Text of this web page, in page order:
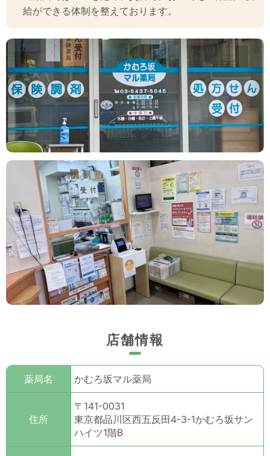
給ができる体制を整えております。
店舗情報
薬局名 かむろ坂マル薬局
住所
〒141-0031
東京都品川区西五反田4-3-1かむろ坂サン
ハイツ1階B